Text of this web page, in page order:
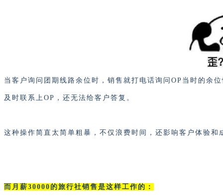
当客户询问团期线路余位时，销售就打电话询问 OP当时的余
及时联系上OP，还无法给客户答复。
这种操作简直太简单粗暴，不仅浪费时间，还影响客户体验和
而月薪30000的旅行社销售是这样工作的：